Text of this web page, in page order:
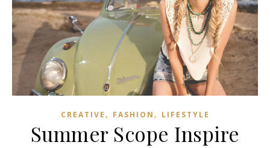
CREATIVE , FASHION , LIFESTYLE
Summer Scope Inspire